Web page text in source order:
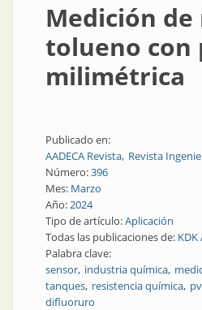
Medición de
tolueno con
milimétrica
Publicado en:
AADECA Revista Revista
Número:396
Mes: Marzo
Año:2024
Tipo de artículo:Aplicación
Todas las publicaciones de:
Palabra clave:
sensor industria química
tanques resistencia química
difluoruro